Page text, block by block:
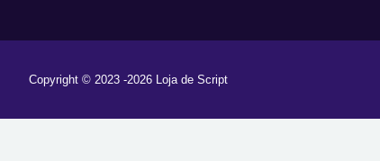
Copyright © 2023 -2026 Loja de Script